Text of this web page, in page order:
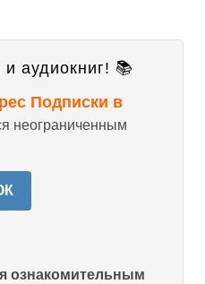
аудиокниг! 📚
Подписки в
неограниченным
ознакомительным